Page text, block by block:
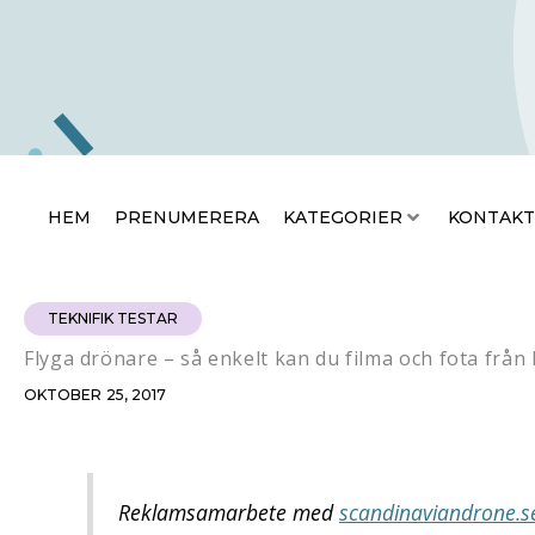
HEM PRENUMERERA KATEGORIER KONTAKT
TEKNIFIK TESTAR
Flyga drönare – så enkelt kan du filma och fota från
OKTOBER 25, 2017
Reklamsamarbete med